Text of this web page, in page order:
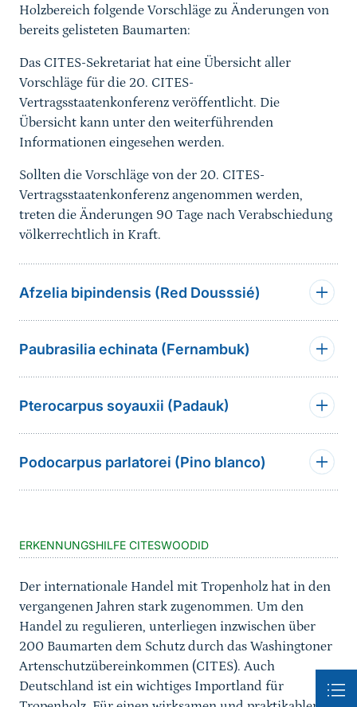
Holzbereich folgende Vorschläge zu Änderungen von
bereits gelisteten Baumarten:
Das CITES-Sekretariat hat eine Übersicht aller
Vorschläge für die 20. CITES-
Vertragsstaatenkonferenz veröffentlicht. Die
Übersicht kann unter den weiterführenden
Informationen eingesehen werden.
Sollten die Vorschläge von der 20. CITES-
Vertragsstaatenkonferenz angenommen werden,
treten die Änderungen 90 Tage nach Verabschiedung
völkerrechtlich in Kraft.
Afzelia bipindensis (Red Dousssié)
Paubrasilia echinata (Fernambuk)
Pterocarpus soyauxii (Padauk)
Podocarpus parlatorei (Pino blanco)
ERKENNUNGSHILFE CITESWOODID
Der internationale Handel mit Tropenholz hat in den
vergangenen Jahren stark zugenommen. Um den
Handel zu regulieren, unterliegen inzwischen über
200 Baumarten dem Schutz durch das Washingtoner
Artenschutzübereinkommen (CITES). Auch
Deutschland ist ein wichtiges Importland für